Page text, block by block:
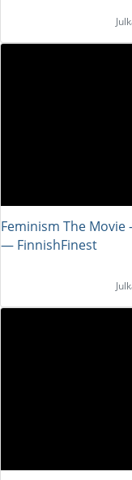
Feminism The Movie
― FinnishFinest